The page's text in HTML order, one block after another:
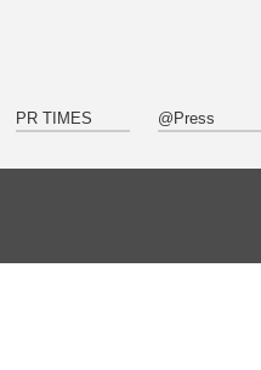
PR TIMES @Press